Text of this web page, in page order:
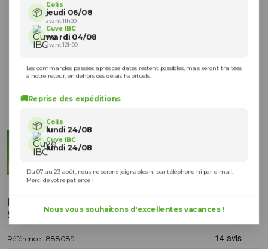
Kit Raccordement 2 Cuves eau 1000 L -
S100X8 / S100X8
Référence : 888089
📦
Colis
jeudi 06/08
avant 11h00
Cuve IBC
mardi 04/08
avant 12h00
Les commandes passées après ces dates restent possibles, mais seront traitées
à notre retour, en dehors des délais habituels.
🚚Reprise des expéditions
📦 Colis
lundi 24/08
Cuve IBC
lundi 24/08
Du 07 au 23 août, nous ne serons joignables ni par téléphone ni par e-mail.
Merci de votre patience !
Nous vous souhaitons d'excellentes vacances !